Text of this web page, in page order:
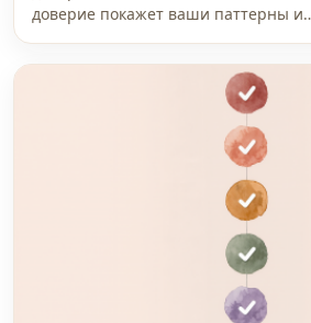
доверие покажет ваши паттерны